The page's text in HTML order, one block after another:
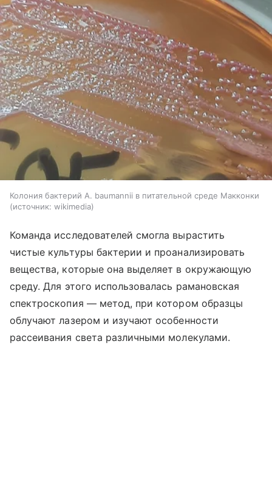
Колония бактерий A. baumannii в питательной среде Макконки
источник: wikimedia
Команда исследователей смогла вырастить
чистые культуры бактерии и проанализировать
вещества, которые она выделяет в окружающую
среду. Для этого использовалась рамановская
спектроскопия — метод, при котором образцы
облучают лазером и изучают особенности
рассеивания света различными молекулами.